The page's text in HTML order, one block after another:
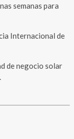
semanas para
Internacional de
de negocio solar